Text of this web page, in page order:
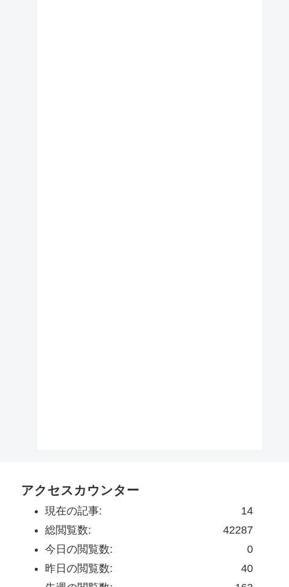
アクセスカウンター
14
現在の記事:
42287
総閲覧数:
0
今日の閲覧数:
40
昨日の閲覧数: